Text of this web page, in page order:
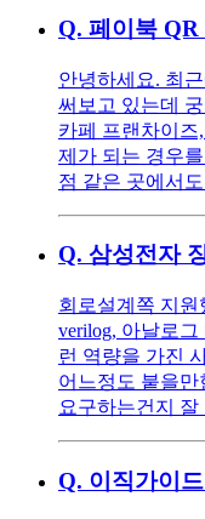
Q. 페이북
안녕하세요. 최
써보고 있는데
카페 프랜차이즈
제가 되는 경우
점 같은 곳에서
Q. 삼성전자
회로설계쪽 지원
verilog, 아날로그
런 역량을 가진
어느정도 붙을
요구하는건지
Q. 이직가이